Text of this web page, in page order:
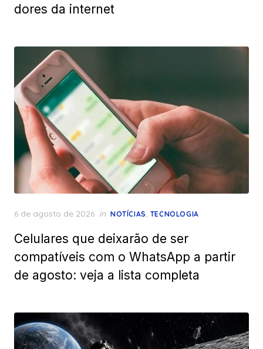
dores da internet
Posted
6 de agosto de 2026 in NOTÍCIAS, TECNOLOGIA
Celulares que deixarão de ser
compatíveis com o WhatsApp a partir
de agosto: veja a lista completa